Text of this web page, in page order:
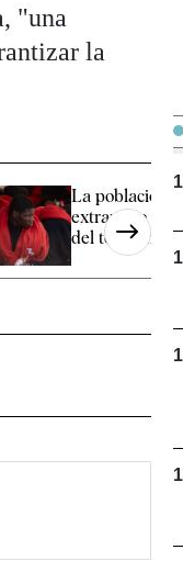
"una
la
La población
extranjero ya
del total en [...]